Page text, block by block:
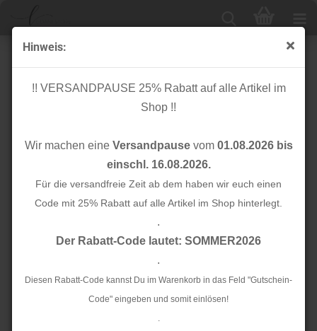
Hinweis:
!! VERSANDPAUSE 25% Rabatt auf alle Artikel im
Shop !!
Wir machen eine Versandpausevom 01.08.2026 bis
einschl. 16.08.2026.
Für die versandfreie Zeit ab dem haben wir euch einen
Code mit 25% Rabatt auf alle Artikel im Shop hinterlegt.
.
Der Rabatt-Code lautet: SOMMER2026
.
Diesen Rabatt-Code kannst Du im Warenkorb in das Feld "Gutschein-
Code" eingeben und somit einlösen!
.
Knopf Corozo - Frame - 11 mm - blueberry - meetMilk